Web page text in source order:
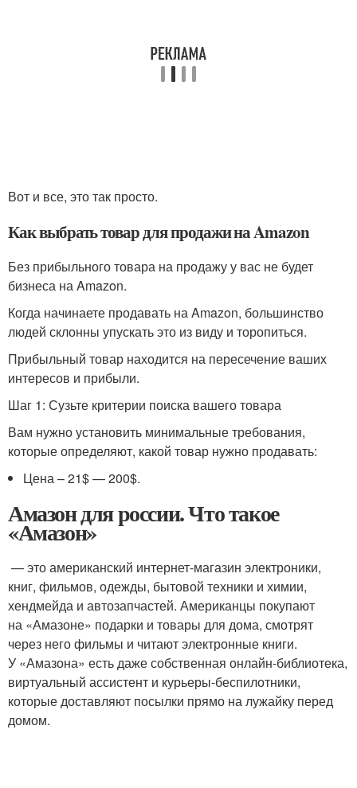
Вот и все, это так просто.
Как выбрать товар для продажи на Amazon
Без прибыльного товара на продажу у вас не будет
бизнеса на Amazon.
Когда начинаете продавать на Amazon, большинство
людей склонны упускать это из виду и торопиться.
Прибыльный товар находится на пересечение ваших
интересов и прибыли.
Шаг 1: Сузьте критерии поиска вашего товара
Вам нужно установить минимальные требования,
которые определяют, какой товар нужно продавать:
Цена – 21$ — 200$.
Амазон для россии. Что такое
«Амазон»
— это американский интернет-магазин электроники,
книг, фильмов, одежды, бытовой техники и химии,
хендмейда и автозапчастей. Американцы покупают
на «Амазоне» подарки и товары для дома, смотрят
через него фильмы и читают электронные книги.
У «Амазона» есть даже собственная онлайн-библиотека,
виртуальный ассистент и курьеры-беспилотники,
которые доставляют посылки прямо на лужайку перед
домом.